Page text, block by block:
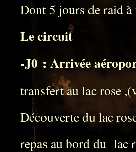
Dont 5 jours de raid à
Le circuit
-J0 : Arrivée
transfert au lac rose
Découverte du lac
repas au bord du lac